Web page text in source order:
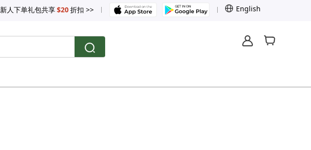
新人下单礼包共享$20折扣 >> English